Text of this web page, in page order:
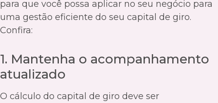
para que você possa aplicar no seu negócio para
uma gestão eficiente do seu capital de giro.
Confira:
1. Mantenha o acompanhamento
atualizado
O cálculo do capital de giro deve ser